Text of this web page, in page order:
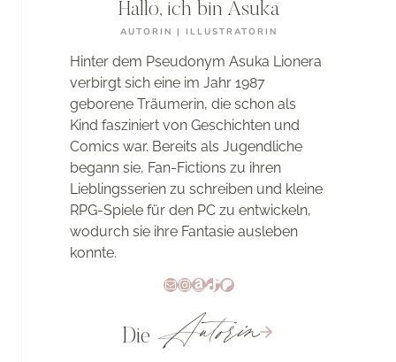
Hallo, ich bin Asuka
AUTORIN | ILLUSTRATORIN
Hinter dem Pseudonym Asuka Lionera
verbirgt sich eine im Jahr 1987
geborene Träumerin, die schon als
Kind fasziniert von Geschichten und
Comics war. Bereits als Jugendliche
begann sie, Fan-Fictions zu ihren
Lieblingsserien zu schreiben und kleine
RPG-Spiele für den PC zu entwickeln,
wodurch sie ihre Fantasie ausleben
konnte.
E-MailInstagram
Amazon
TikTok
Patreon
Die Autorin